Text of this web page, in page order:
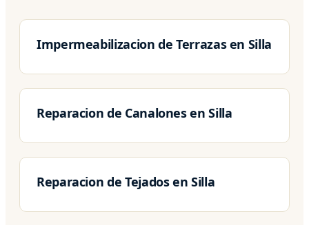
Impermeabilizacion de Terrazas en Silla
Reparacion de Canalones en Silla
Reparacion de Tejados en Silla